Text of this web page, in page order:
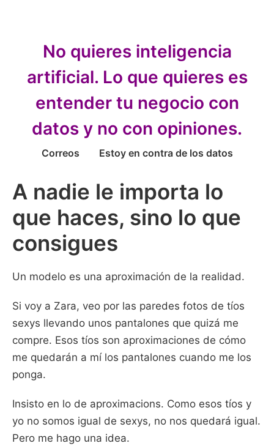
No quieres inteligencia
artificial. Lo que quieres es
entender tu negocio con
datos y no con opiniones.
Correos Estoy en contra de los datos
A nadie le importa lo
que haces, sino lo que
consigues
Un modelo es una aproximación de la realidad.
Si voy a Zara, veo por las paredes fotos de tíos
sexys llevando unos pantalones que quizá me
compre. Esos tíos son aproximaciones de cómo
me quedarán a mí los pantalones cuando me los
ponga.
Insisto en lo de aproximacions. Como esos tíos y
yo no somos igual de sexys, no nos quedará igual.
Pero me hago una idea.